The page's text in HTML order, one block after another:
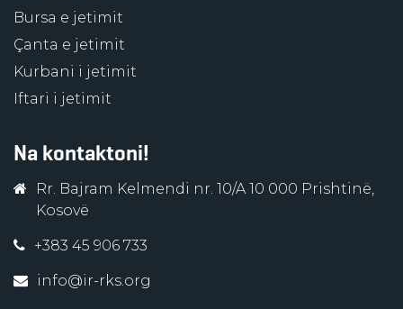
Bursa e jetimit
Çanta e jetimit
Kurbani i jetimit
Iftari i jetimit
Na kontaktoni!
Rr. Bajram Kelmendi nr. 10/A 10 000 Prishtinë,
Kosovë
+383 45 906 733
info@ir-rks.org